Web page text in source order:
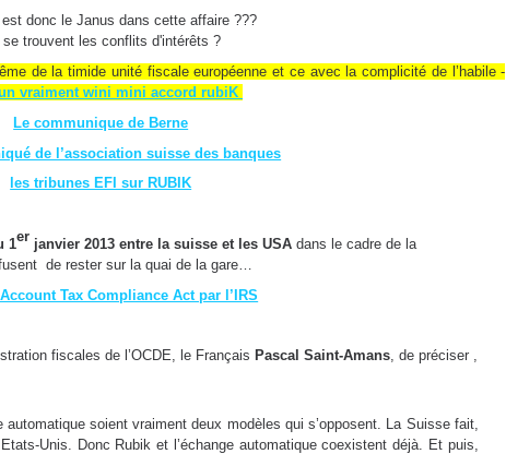
est donc le Janus dans cette affaire ???
se trouvent les conflits d'intérêts ?
de la timide unité fiscale européenne et ce avec la complicité de l’habile -
vraiment wini mini accord rubiK
Le communique de Berne
de l’association suisse des banques
les tribunes EFI sur RUBIK
1er janvier 2013 entre la suisse et les USA dans le cadre de la
de rester sur la quai de la gare…
Tax Compliance Act par l’IRS
fiscales de l’OCDE, le Français Pascal Saint-Amans, de préciser ,
soient vraiment deux modèles qui s’opposent. La Suisse fait,
Unis. Donc Rubik et l’échange automatique coexistent déjà. Et puis,